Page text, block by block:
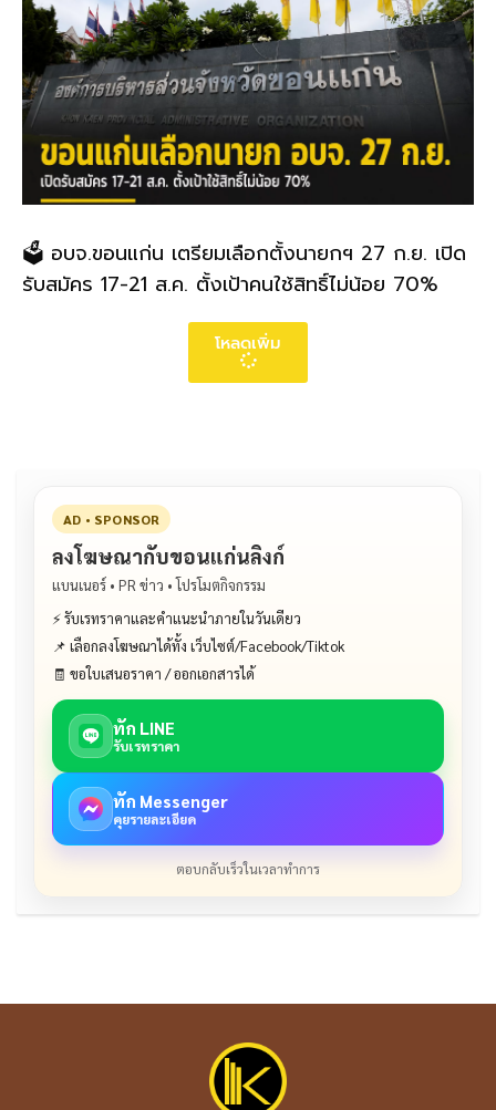
🗳️ อบจ.ขอนแก่น เตรียมเลือกตั้งนายกฯ 27 ก.ย. เปิด
รับสมัคร 17-21 ส.ค. ตั้งเป้าคนใช้สิทธิ์ไม่น้อย 70%
โหลดเพิ่ม
AD • SPONSOR
ลงโฆษณากับขอนแก่นลิงก์
แบนเนอร์ • PR ข่าว • โปรโมตกิจกรรม
⚡ รับเรทราคาและคำแนะนำภายในวันเดียว
📌 เลือกลงโฆษณาได้ทั้ง เว็บไซต์/Facebook/Tiktok
🧾 ขอใบเสนอราคา / ออกเอกสารได้
ทัก LINE
รับเรทราคา
ทัก Messenger
คุยรายละเอียด
ตอบกลับเร็วในเวลาทำการ